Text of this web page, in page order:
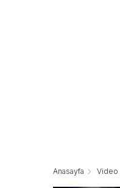
Anasayfa Video